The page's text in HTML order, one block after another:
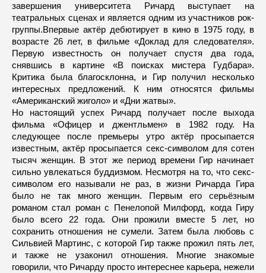
завершения университета Ричард выступает на
театральных сценах и является одним из участников рок-
группы.Впервые актёр дебютирует в кино в 1975 году, в
возрасте 26 лет, в фильме «Доклад для следователя».
Первую известность он получает спустя два года,
снявшись в картине «В поисках мистера Гудбара».
Критика была благосклонна, и Гир получил несколько
интересных предложений. К ним относятся фильмы
«Американский жиголо» и «Дни жатвы».
Но настоящий успех Ричард получает после выхода
фильма «Офицер и джентльмен» в 1982 году. На
следующее после премьеры утро актёр просыпается
известным, актёр просыпается секс-символом для сотен
тысяч женщин. В этот же период времени Гир начинает
сильно увлекаться буддизмом. Несмотря на то, что секс-
символом его называли не раз, в жизни Ричарда Гира
было не так много женщин. Первым его серьёзным
романом стал роман с Пенелопой Милфорд, когда Гиру
было всего 22 года. Они прожили вместе 5 лет, но
сохранить отношения не сумели. Затем была любовь с
Сильвией Мартинс, с которой Гир также прожил пять лет,
и также не узаконил отношения. Многие знакомые
говорили, что Ричарду просто интереснее карьера, нежели